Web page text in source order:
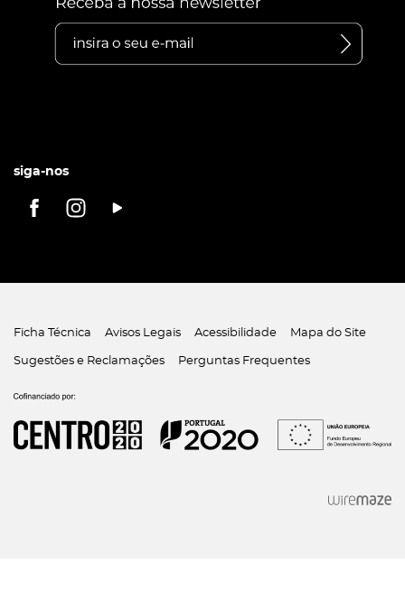
siga-nos
Ficha Técnica Avisos Legais Acessibilidade Mapa do Site
Sugestões e Reclamações Perguntas Frequentes